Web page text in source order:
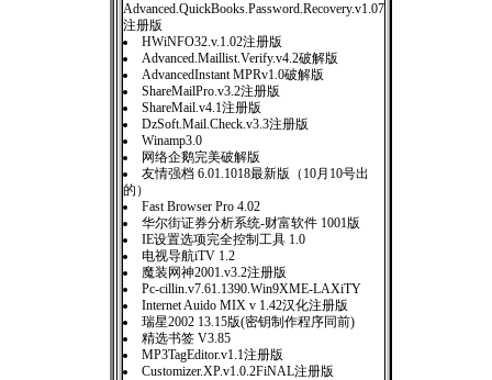
Advanced.QuickBooks.Password.Recovery.v1.07
注册版
HWiNFO32.v.1.02注册版
Advanced.Maillist.Verify.v4.2破解版
AdvancedInstant MPRv1.0破解版
ShareMailPro.v3.2注册版
ShareMail.v4.1注册版
DzSoft.Mail.Check.v3.3注册版
Winamp3.0
网络企鹅完美破解版
友情强档 6.01.1018最新版（10月10号出
的）
Fast Browser Pro 4.02
华尔街证券分析系统-财富软件 1001版
IE设置选项完全控制工具 1.0
电视导航iTV 1.2
魔装网神2001.v3.2注册版
Pc-cillin.v7.61.1390.Win9XME-LAXiTY
Internet Auido MIX v 1.42汉化注册版
瑞星2002 13.15版(密钥制作程序同前)
精选书签 V3.85
MP3TagEditor.v1.1注册版
Customizer.XP.v1.0.2FiNAL注册版